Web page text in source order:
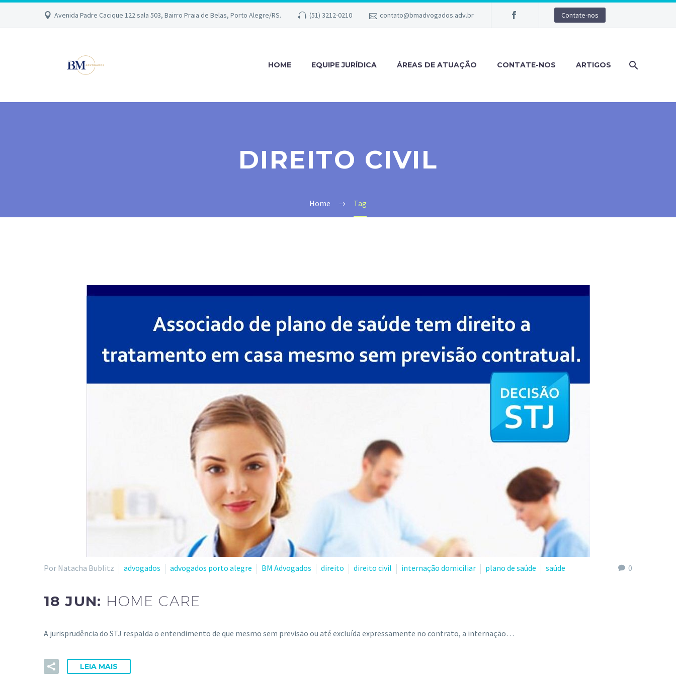
Avenida Padre Cacique 122 sala 503, Bairro Praia de Belas, Porto Alegre/RS. (51) 3212-0210 contato@bmadvogados.adv.br Contate-nos
HOME EQUIPE JURÍDICA ÁREAS DE ATUAÇÃO CONTATE-NOS ARTIGOS
DIREITO CIVIL
Home Tag
0
Por Natacha Bublitz advogados advogados porto alegre BM Advogados direito direito civil internação domiciliar plano de saúde saúde
18 JUN: HOME CARE
A jurisprudência do STJ respalda o entendimento de que mesmo sem previsão ou até excluída expressamente no contrato, a internação…
LEIA MAIS